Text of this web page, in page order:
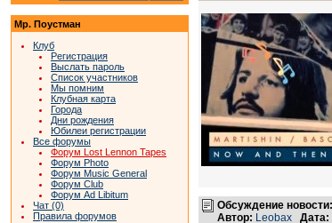
Мр. Поустман
Клуб
Регистрация
Выслать пароль
Список участников
Мы помним
Клубная карта
Города
Дни рождения
Юбилеи регистрации
Все форумы
Форум Lost Lennon Tapes
Форум Photo
Форум Music General
Форум Club
Форум Ad Libitum
Чат (0)
Правила форумов
Обсуждение
Автор: Leobax Дата: